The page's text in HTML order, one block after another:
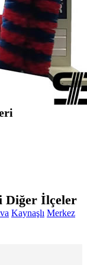
Diğer İlçeler
Kaynaşlı Merkez